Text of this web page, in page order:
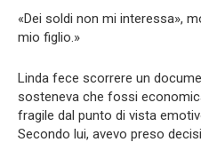
«Dei soldi non mi interessa»,
mio figlio.»
Linda fece scorrere un
sosteneva che fossi
fragile dal punto di vista
Secondo lui, avevo preso